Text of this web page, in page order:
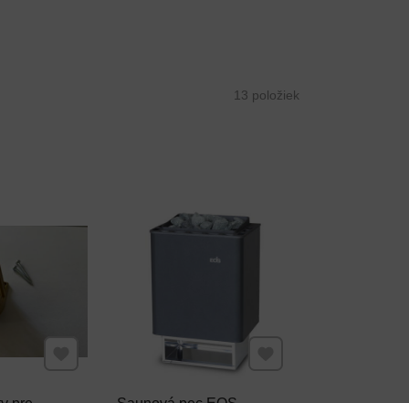
13 položiek
Pridať k Obľúbeným